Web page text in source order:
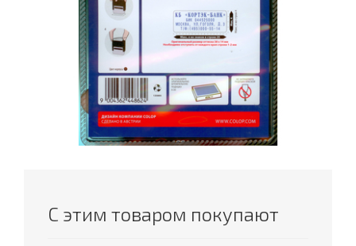
С этим товаром покупают